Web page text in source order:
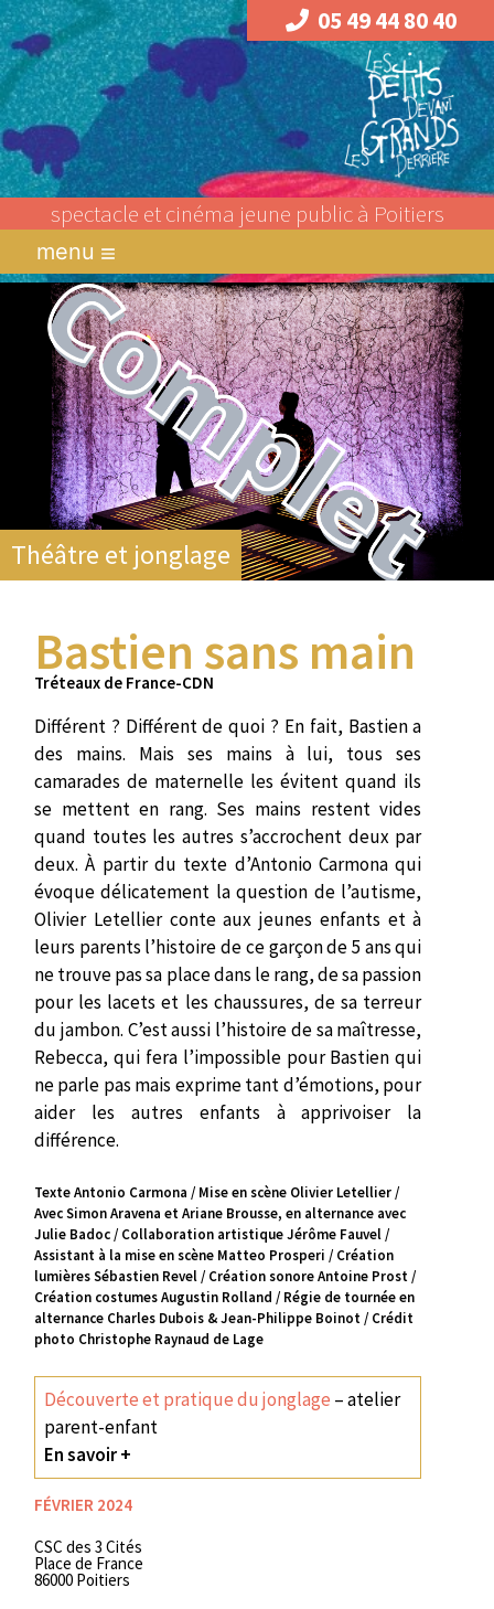
05 49 44 80 40
spectacle et cinéma jeune public à Poitiers
menu
Théâtre et jonglage
Bastien sans main
Tréteaux de France-CDN
Différent ? Différent de quoi ? En fait, Bastien a
des mains. Mais ses mains à lui, tous ses
camarades de maternelle les évitent quand ils
se mettent en rang. Ses mains restent vides
quand toutes les autres s’accrochent deux par
deux. À partir du texte d’Antonio Carmona qui
évoque délicatement la question de l’autisme,
Olivier Letellier conte aux jeunes enfants et à
leurs parents l’histoire de ce garçon de 5 ans qui
ne trouve pas sa place dans le rang, de sa passion
pour les lacets et les chaussures, de sa terreur
du jambon. C’est aussi l’histoire de sa maîtresse,
Rebecca, qui fera l’impossible pour Bastien qui
ne parle pas mais exprime tant d’émotions, pour
aider les autres enfants à apprivoiser la
différence.
Texte Antonio Carmona / Mise en scène Olivier Letellier /
Avec Simon Aravena et Ariane Brousse, en alternance avec
Julie Badoc / Collaboration artistique Jérôme Fauvel /
Assistant à la mise en scène Matteo Prosperi / Création
lumières Sébastien Revel / Création sonore Antoine Prost /
Création costumes Augustin Rolland / Régie de tournée en
alternance Charles Dubois & Jean-Philippe Boinot / Crédit
photo Christophe Raynaud de Lage
Découverte et pratique du jonglage – atelier
parent-enfant
En savoir +
FÉVRIER 2024
CSC des 3 Cités
Place de France
86000 Poitiers